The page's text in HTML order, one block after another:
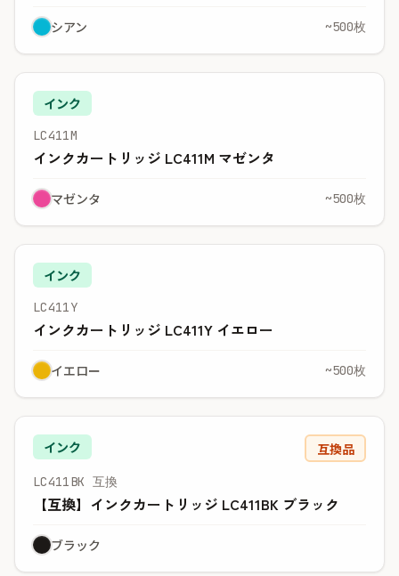
シアン ~500枚
インク
LC411M
インクカートリッジ LC411M マゼンタ
マゼンタ ~500枚
インク
LC411Y
インクカートリッジ LC411Y イエロー
イエロー ~500枚
インク 互換品
LC411BK 互換
【互換】インクカートリッジ LC411BK ブラック
ブラック